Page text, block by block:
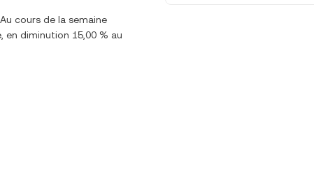
cours de la semaine
en diminution 15,00 % au